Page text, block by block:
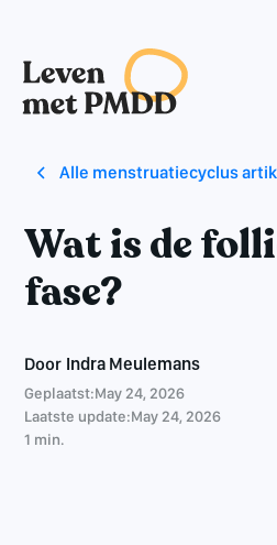
Alle menstruatiecyclus
Wat is de
fase?
Door Indra Meulemans
Geplaatst:May 24, 2026
Laatste update:May 24, 2026
1 min.